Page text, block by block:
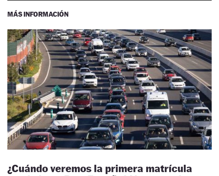
MÁS INFORMACIÓN
¿Cuándo veremos la primera matrícula